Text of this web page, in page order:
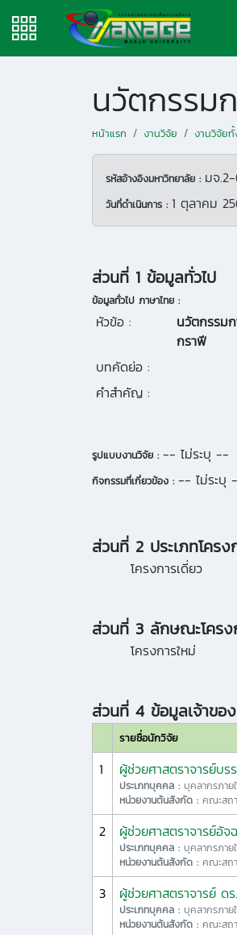
หน้าแรก งานวิจัย งานวิจัย
รหัสอ้างอิงมหาวิทยาลัย : มจ
วันที่ดำเนินการ : 1 ตุลาคม
ส่วนที่ 1 ข้อมูลทั่วไป
ข้อมูลทั่วไป ภาษาไทย :
หัวข้อ :
นวัตกรรมก
กราฟี
บทคัดย่อ :
คำสำคัญ :
รูปแบบงานวิจัย : -- ไม่ระบุ --
กิจกรรมที่เกี่ยวข้อง : -- ไม่ระบุ
ส่วนที่ 2 ประเภทโครง
โครงการเดี่ยว
ส่วนที่ 3 ลักษณะโครง
โครงการใหม่
ส่วนที่ 4 ข้อมูลเจ้าขอ
รายชื่อนักวิจัย
1 ผู้ช่วยศาสตราจารย์บ
ประเภทบุคคล : บุคลากรภ
หน่วยงานต้นสังกัด : คณะสถ
2 ผู้ช่วยศาสตราจารย์อัจ
ประเภทบุคคล : บุคลากรภ
หน่วยงานต้นสังกัด : คณะสถ
3 ผู้ช่วยศาสตราจารย์ ด
ประเภทบุคคล : บุคลากรภ
หน่วยงานต้นสังกัด : คณะสถ